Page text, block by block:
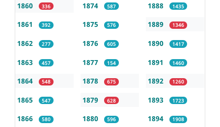
1860 336
1861 392
1862 277
1863 457
1864 548
1865 547
1866 580
1874 587
1875 576
1876 605
1877 154
1878 675
1879 628
1880 596
1888 1435
1889 1346
1890 1417
1891 1460
1892 1260
1893 1723
1894 1908